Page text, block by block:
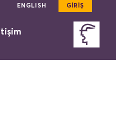
ENGLISH GİRİŞ